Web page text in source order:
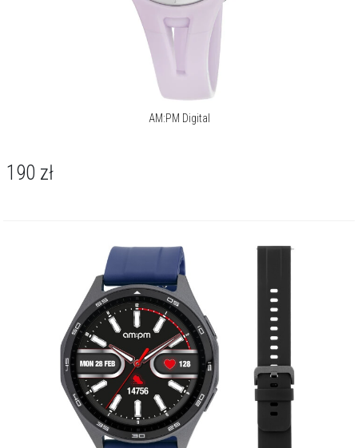
AM:PM Digital
190 zł